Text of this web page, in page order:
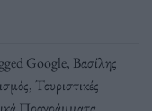
Google, Βασίλης
, Τουριστικές